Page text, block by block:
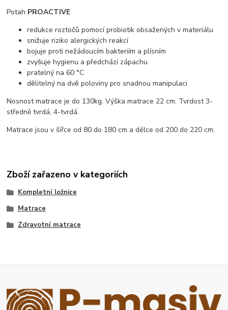
Potah PROACTIVE
redukce roztočů pomocí probiotik obsažených v materiálu
snižuje riziko alergických reakcí
bojuje proti nežádoucím bakteriím a plísním
zvyšuje hygienu a předchází zápachu
pratelný na 60 °C
dělitelný na dvě poloviny pro snadnou manipulaci
Nosnost matrace je do 130kg. Výška matrace 22 cm. Tvrdost 3-
středně tvrdá, 4-tvrdá.
Matrace jsou v šířce od 80 do 180 cm a délce od 200 do 220 cm.
Zboží zařazeno v kategoriích
Kompletní ložnice
Matrace
Zdravotní matrace